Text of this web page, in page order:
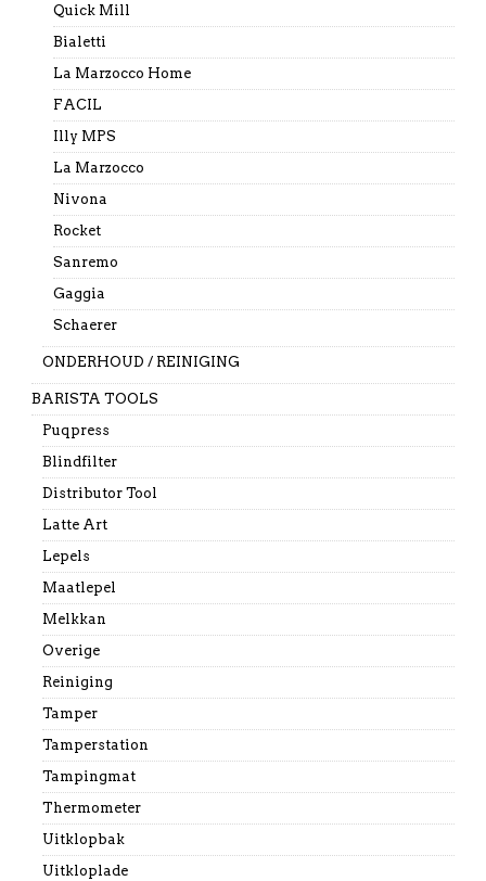
Quick Mill
Bialetti
La Marzocco Home
FACIL
Illy MPS
La Marzocco
Nivona
Rocket
Sanremo
Gaggia
Schaerer
ONDERHOUD / REINIGING
BARISTA TOOLS
Puqpress
Blindfilter
Distributor Tool
Latte Art
Lepels
Maatlepel
Melkkan
Overige
Reiniging
Tamper
Tamperstation
Tampingmat
Thermometer
Uitklopbak
Uitkloplade